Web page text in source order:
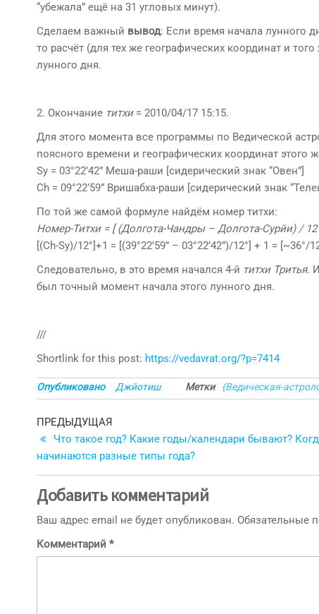
“убежала” ещё на 31 угловых минут).
Сделаем важный вывод: Если время начала лунного
то расчёт (для тех же географических координат и
лунного дня.
2. Окончание титхи= 2010/04/17 15:15.
Для этого момента все программы по Ведической
поясного времени и географических координат этого
Sy = 03°22’42” Меша-раши [сидерический знак “Овен”]
Ch = 09°22’59” Вришабха-раши [сидерический знак
По той же самой формуле найдём номер титхи:
Номер-Титхи = [ (Долгота-Чандры – Долгота-Сурйи) /
[(Ch-Sy)/12°]+1 = [(39°22’59” – 03°22’42”)/12°] + 1 =
Следовательно, в это время начался 4-й титхи Тритья.
был точный момент начала этого лунного дня.
///
Shortlink for this post: https://vedavrat.org/?p=7414
Опубликовано Джйотиш Метки {Ведическая-
Навигация
по
записям
Предыдущая
запись
ПРЕДЫДУЩАЯ
Что такое год? Какие годы/календари бывают?
начинаются разные типы года?
Добавить комментарий
Ваш адрес email не будет опубликован. Обязательные
Комментарий *